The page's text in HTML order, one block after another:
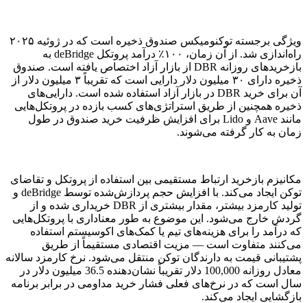
ویژگی برجسته توکنومیکس صندوق ذخیره است که در ژوئیه ۲۰۲۵
راه‌اندازی شد. از آن زمان، ۱۰۰٪ درآمد پروتکل deBridge به
بازخریدهای روزانه DBR از بازار آزاد اختصاص یافته است. صندوق
ذخیره دارای ۳۰ میلیون دلار دارایی است که تقریباً ۳ میلیون دلار از
آن برای خرید DBR در بازار آزاد استفاده شده است. دارایی‌های
ذخیره همچنین از طریق استراتژی‌های کسب بازده در پروتکل‌هایی
مانند Aave و Lido برای افزایش ظرفیت خرید صندوق در طول
زمان به کار گرفته می‌شوند.
مکانیزم بازخرید ارتباط مستقیمی بین استفاده از پروتکل و تقاضای
توکن ایجاد می‌کند. با افزایش حجم پردازش‌شده توسط deBridge و
تولید کارمزد بیشتر، مقدار بیشتری از DBR خریداری شده و از
گردش خارج می‌شود. این موضوع به طور معناداری با پروتکل‌هایی
که درآمد را برای هزینه‌های تیم یا کمک‌های اکوسیستم استفاده
می‌کنند متفاوت است — مزیت اقتصادی مستقیماً از طریق
پشتیبانی قیمت به دارندگان توکن منتقل می‌شود. نرخ کارمزد سالانه
معادل روزانه 100,000 دلار تقریباً نشان‌دهنده 36.5 میلیون دلار در
سال است که در نرخ‌های فعلی فشار خرید مداومی در برابر برنامه
بازگشایی ایجاد می‌کند.